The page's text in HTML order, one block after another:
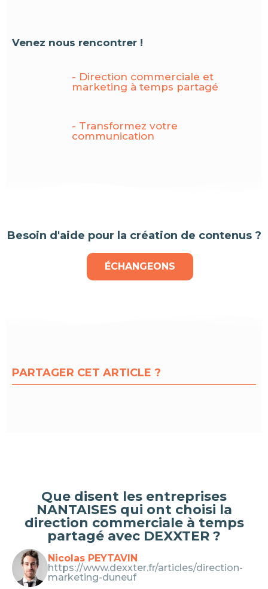
Venez nous rencontrer !
- Direction commerciale et
marketing à temps partagé
- Transformez votre
communication
Besoin d'aide pour la création de contenus ?
ÉCHANGEONS
PARTAGER CET ARTICLE ?
Que disent les entreprises
NANTAISES qui ont choisi la
direction commerciale à temps
partagé avec DEXXTER ?
Nicolas PEYTAVIN
https://www.dexxter.fr/articles/direction-
marketing-duneuf